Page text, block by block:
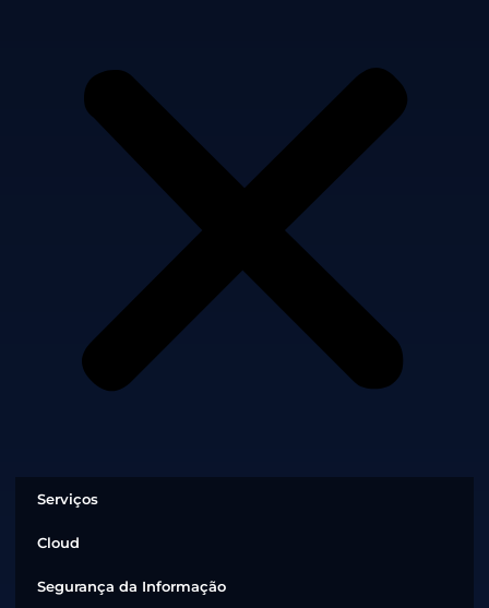
Serviços
Cloud
Segurança da Informação